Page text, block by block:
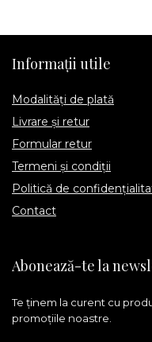
Informații utile
Modalități de plată
Livrare și retur
Formular retur
Termeni și condiții
Politică de
Contact
Abonează-te la
Te ținem la curent cu
promoțiile noastre.